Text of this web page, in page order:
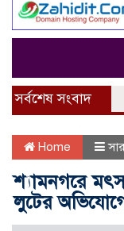
সর্বশেষ সংবাদ
Home
শ্যামনগরে
লুটের